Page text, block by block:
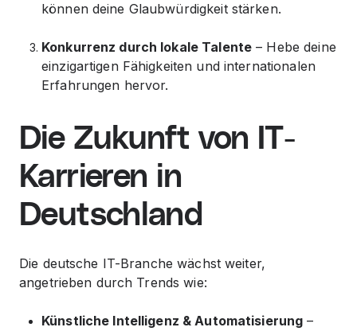
können deine Glaubwürdigkeit stärken.
Konkurrenz durch lokale Talente – Hebe deine
einzigartigen Fähigkeiten und internationalen
Erfahrungen hervor.
Die Zukunft von IT-
Karrieren in
Deutschland
Die deutsche IT-Branche wächst weiter,
angetrieben durch Trends wie:
Künstliche Intelligenz & Automatisierung –